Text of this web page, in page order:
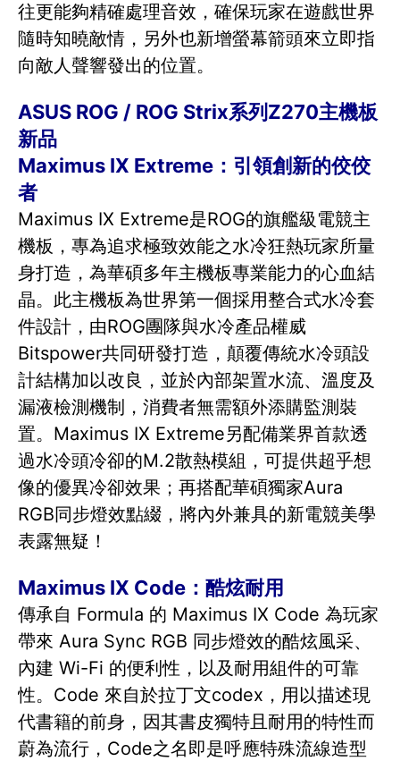
往更能夠精確處理音效，確保玩家在遊戲世界
隨時知曉敵情，另外也新增螢幕箭頭來立即指
向敵人聲響發出的位置。
ASUS ROG / ROG Strix系列Z270主機板
新品
Maximus IX Extreme：引領創新的佼佼
者
Maximus IX Extreme是ROG的旗艦級電競主
機板，專為追求極致效能之水冷狂熱玩家所量
身打造，為華碩多年主機板專業能力的心血結
晶。此主機板為世界第一個採用整合式水冷套
件設計，由ROG團隊與水冷產品權威
Bitspower共同研發打造，顛覆傳統水冷頭設
計結構加以改良，並於內部架置水流、溫度及
漏液檢測機制，消費者無需額外添購監測裝
置。Maximus IX Extreme另配備業界首款透
過水冷頭冷卻的M.2散熱模組，可提供超乎想
像的優異冷卻效果；再搭配華碩獨家Aura
RGB同步燈效點綴，將內外兼具的新電競美學
表露無疑！
Maximus IX Code：酷炫耐用
傳承自 Formula 的 Maximus IX Code 為玩家
帶來 Aura Sync RGB 同步燈效的酷炫風采、
內建 Wi-Fi 的便利性，以及耐用組件的可靠
性。Code 來自於拉丁文codex，用以描述現
代書籍的前身，因其書皮獨特且耐用的特性而
蔚為流行，Code之名即是呼應特殊流線造型